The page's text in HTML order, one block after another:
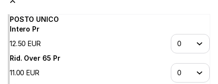
Teatro
Comunale
Città
Vicenza
POSTO UNICO
Intero Pr
12.50 EUR
Rid. Over 65 Pr
11.00 EUR